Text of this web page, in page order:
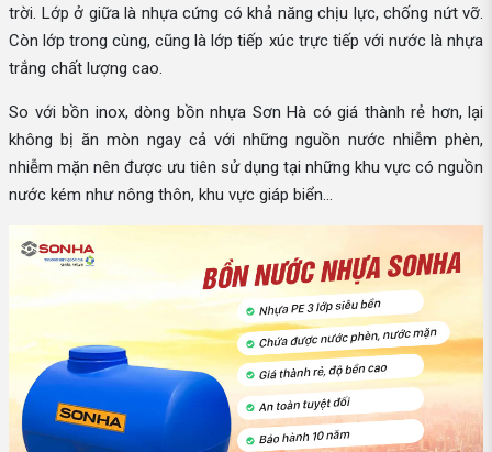
trời. Lớp ở giữa là nhựa cứng có khả năng chịu lực, chống nứt vỡ.
Còn lớp trong cùng, cũng là lớp tiếp xúc trực tiếp với nước là nhựa
trắng chất lượng cao.
So với bồn inox, dòng bồn nhựa Sơn Hà có giá thành rẻ hơn, lại
không bị ăn mòn ngay cả với những nguồn nước nhiễm phèn,
nhiễm mặn nên được ưu tiên sử dụng tại những khu vực có nguồn
nước kém như nông thôn, khu vực giáp biển...